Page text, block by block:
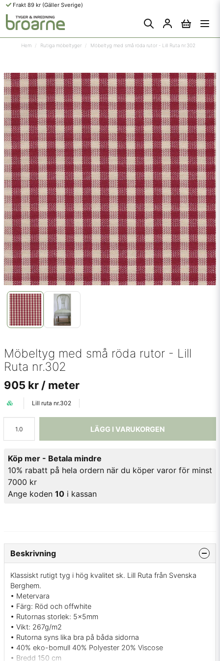
Frakt 89 kr (Gäller Sverige)
Hem Rutiga möbeltyger Möbeltyg med små röda rutor - Lill Ruta nr.302
Möbeltyg med små röda rutor - Lill
Ruta nr.302
905 kr / meter
Lill ruta nr.302
LÄGG I VARUKORGEN
Köp mer - Betala mindre
10% rabatt på hela ordern när du köper varor för minst
7000 kr
Ange koden 10 i kassan
Beskrivning
Klassiskt rutigt tyg i hög kvalitet sk. Lill Ruta från Svenska
Berghem.
• Metervara
• Färg: Röd och offwhite
• Rutornas storlek: 5x5mm
• Vikt: 267g/m2
• Rutorna syns lika bra på båda sidorna
• 40% eko-bomull 40% Polyester 20% Viscose
• Bredd 150 cm